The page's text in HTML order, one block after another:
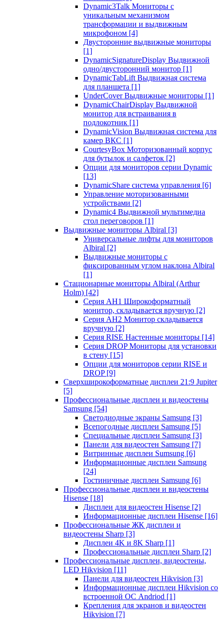
Dynamic3Talk Мониторы с
уникальным механизмом
трансформации и выдвижным
микрофоном [4]
Двусторонние выдвижные мониторы
[1]
DynamicSignatureDisplay Выдвижной
одно/двусторонний монитор [1]
DynamicTabLift Выдвижная система
для планшета [1]
UnderCover Выдвижные мониторы [1]
DynamicChairDisplay Выдвижной
монитор для встраивания в
подлокотник [1]
DynamicVision Выдвижная система для
камер ВКС [1]
CourtesyBox Моторизованный корпус
для бутылок и салфеток [2]
Опции для мониторов серии Dynamic
[13]
DynamicShare система управления [6]
Управление моторизованными
устройствами [2]
Dynamic4 Выдвижной мультимедиа
стол переговоров [1]
Выдвижные мониторы Albiral [3]
Универсальные лифты для мониторов
Albiral [2]
Выдвижные мониторы с
фиксированным углом наклона Albiral
[1]
Стационарные мониторы Albiral (Arthur
Holm) [42]
Серия AH1 Широкоформатный
монитор, складывается вручную [2]
Серия AH2 Монитор складывается
вручную [2]
Серия RISE Настенные мониторы [14]
Серия DROP Мониторы для установки
в стену [15]
Опции для мониторов серии RISE и
DROP [9]
Сверхширокоформатные дисплеи 21:9 Jupiter
[5]
Профессиональные дисплеи и видеостены
Samsung [54]
Светодиодные экраны Samsung [3]
Всепогодные дисплеи Samsung [5]
Специальные дисплеи Samsung [3]
Панели для видеостен Samsung [7]
Витринные дисплеи Sumsung [6]
Информационные дисплеи Samsung
[24]
Гостиничные дисплеи Samsung [6]
Профессиональные дисплеи и видеостены
Hisense [18]
Дисплеи для видеостен Hisense [2]
Информационные дисплеи Hisense [16]
Профессиональные ЖК дисплеи и
видеостены Sharp [3]
Дисплеи 4K и 8K Sharp [1]
Профессиональные дисплеи Sharp [2]
Профессиональные дисплеи, видеостены,
LED Hikvision [11]
Панели для видеостен Hikvision [3]
Информационные дисплеи Hikvision со
встроенной ОС Andriod [1]
Крепления для экранов и видеостен
Hikvision [7]